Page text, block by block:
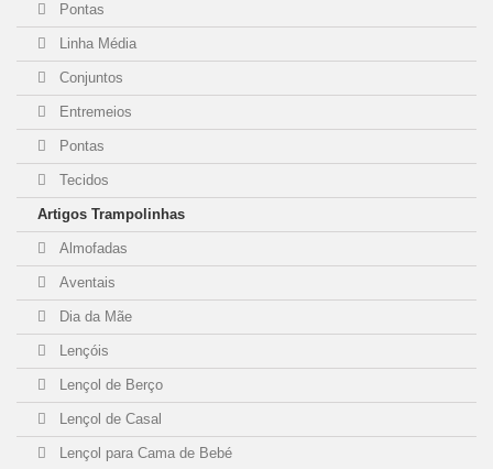
Pontas
Linha Média
Conjuntos
Entremeios
Pontas
Tecidos
Artigos Trampolinhas
Almofadas
Aventais
Dia da Mãe
Lençóis
Lençol de Berço
Lençol de Casal
Lençol para Cama de Bebé